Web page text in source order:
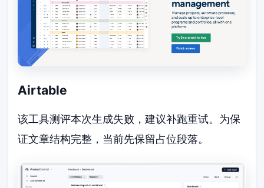
Airtable
该工具测评本次生成失败，建议补跑重试。为保
证文章结构完整，当前先保留占位段落。